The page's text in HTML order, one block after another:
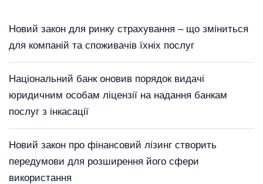
Новий закон для ринку страхування – що зміниться
для компаній та споживачів їхніх послуг
Національний банк оновив порядок видачі
юридичним особам ліцензії на надання банкам
послуг з інкасації
Новий закон про фінансовий лізинг створить
передумови для розширення його сфери
використання